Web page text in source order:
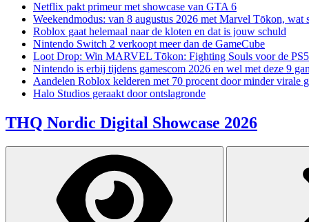
Netflix pakt primeur met showcase van GTA 6
Weekendmodus: van 8 augustus 2026 met Marvel Tōkon, wat
Roblox gaat helemaal naar de kloten en dat is jouw schuld
Nintendo Switch 2 verkoopt meer dan de GameCube
Loot Drop: Win MARVEL Tōkon: Fighting Souls voor de PS5
Nintendo is erbij tijdens gamescom 2026 en wel met deze 9
Aandelen Roblox kelderen met 70 procent door minder virale
Halo Studios geraakt door ontslagronde
THQ Nordic Digital Showcase 2026